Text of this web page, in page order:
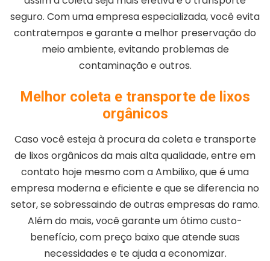
seguro. Com uma empresa especializada, você evita
contratempos e garante a melhor preservação do
meio ambiente, evitando problemas de
contaminação e outros.
Melhor coleta e transporte de lixos
orgânicos
Caso você esteja à procura da coleta e transporte
de lixos orgânicos da mais alta qualidade, entre em
contato hoje mesmo com a Ambilixo, que é uma
empresa moderna e eficiente e que se diferencia no
setor, se sobressaindo de outras empresas do ramo.
Além do mais, você garante um ótimo custo-
benefício, com preço baixo que atende suas
necessidades e te ajuda a economizar.